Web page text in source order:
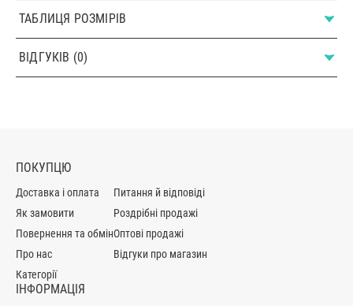
ТАБЛИЦЯ РОЗМІРІВ
ВІДГУКІВ (0)
ПОКУПЦЮ
Доставка і оплата
Як замовити
Повернення та обмін
Про нас
Категорії
Питання й відповіді
Роздрібні продажі
Оптові продажі
Відгуки про магазин
ІНФОРМАЦІЯ